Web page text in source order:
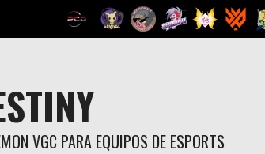
VGC PARA EQUIPOS DE ESPORTS